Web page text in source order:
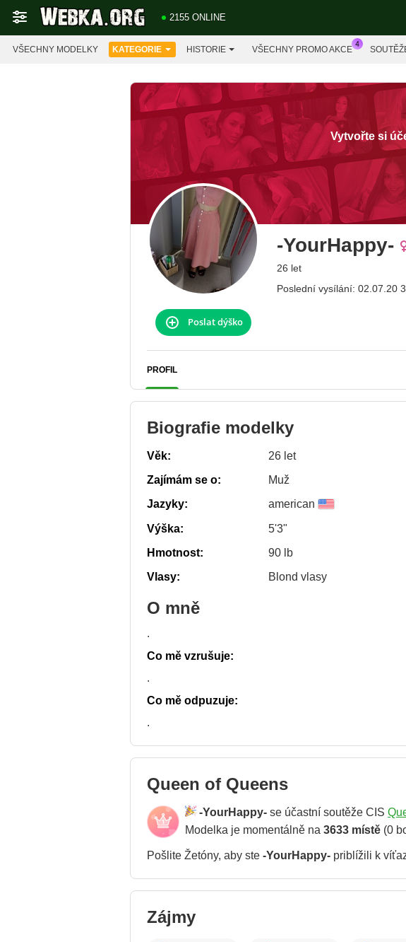
2155 ONLINE
VŠECHNY MODELKY KATEGORIE HISTORIE VŠECHNY PROMO AKCE
Vytvořte si
-YourHappy-
26 let
Poslední vysílání: 02.07.20
Poslat dýško
PROFIL
Biografie modelky
Věk:
26 let
Zajímám se o:
Muž
Jazyky:
american
Výška:
5'3"
Hmotnost:
90 lb
Vlasy:
Blond vlasy
O mně
.
Co mě vzrušuje:
.
Co mě odpuzuje:
.
Queen of Queens
-YourHappy- se účastní soutěže CIS
Modelka je momentálně na 3633 místě (0
Pošlite Žetóny, aby ste -YourHappy- priblížili k
Zájmy